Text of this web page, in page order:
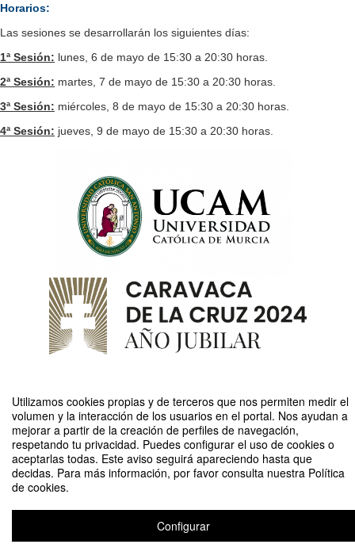
Utilizamos cookies propias y de terceros que nos permiten medir el
volumen y la interacción de los usuarios en el portal. Nos ayudan a
mejorar a partir de la creación de perfiles de navegación,
respetando tu privacidad. Puedes configurar el uso de cookies o
aceptarlas todas. Este aviso seguirá apareciendo hasta que
decidas. Para más información, por favor consulta nuestra Política
de cookies.
Configurar
Horarios:
Las sesiones se desarrollarán los siguientes días:
1ª Sesión: lunes, 6 de mayo de 15:30 a 20:30 horas.
2ª Sesión: martes, 7 de mayo de 15:30 a 20:30 horas.
3ª Sesión: miércoles, 8 de mayo de 15:30 a 20:30 horas.
4ª Sesión: jueves, 9 de mayo de 15:30 a 20:30 horas.
Compartir por email
Seminario Ecografía Básica para Fisioterapeutas (Cartagena_TARDES)